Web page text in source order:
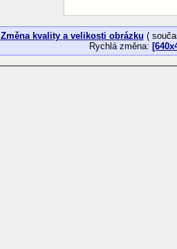
Změna kvality a velikosti obrázku (
Rychlá změna: